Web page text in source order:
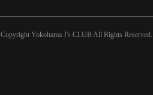
Copyright Yokohama J's CLUB All Rights Reserved.